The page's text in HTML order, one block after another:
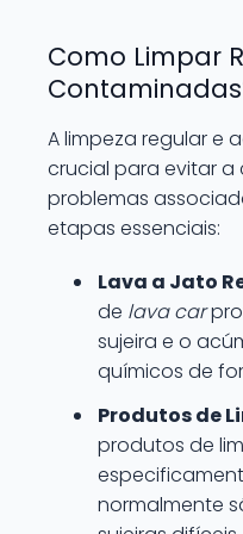
Como Limpar
A limpeza regular e
crucial para evitar
problemas
etapas essenciais:
Lava a Jato
de lava car
sujeira e o
químicos de
Produtos de
produtos de
normalmente